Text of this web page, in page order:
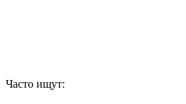
Часто ищут: